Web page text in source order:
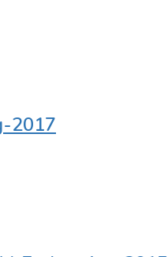
2017